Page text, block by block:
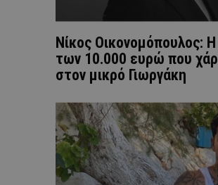
Νίκος Οικονομόπουλος:
των 10.000 ευρώ που
στον μικρό Γιωργάκη